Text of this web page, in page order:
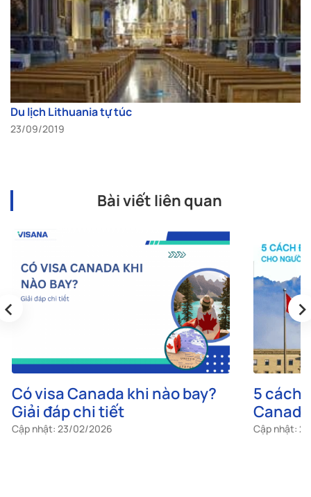
Du lịch Lithuania tự túc
23/09/2019
Bài viết liên quan
Có visa Canada khi nào bay?
Giải đáp chi tiết
Cập nhật: 23/02/2026
5 cách
túc
Cập nhật:
‹ ›